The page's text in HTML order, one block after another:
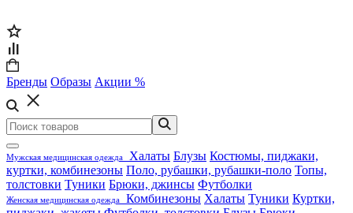
Бренды Образы Акции %
Мужская медицинская одежда Халаты Блузы Костюмы, пиджаки,
куртки, комбинезоны Поло, рубашки, рубашки-поло Топы,
толстовки Туники Брюки, джинсы Футболки
Женская медицинская одежда Комбинезоны Халаты Туники Куртки,